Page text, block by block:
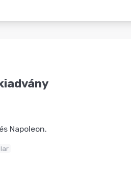
Napoleon.